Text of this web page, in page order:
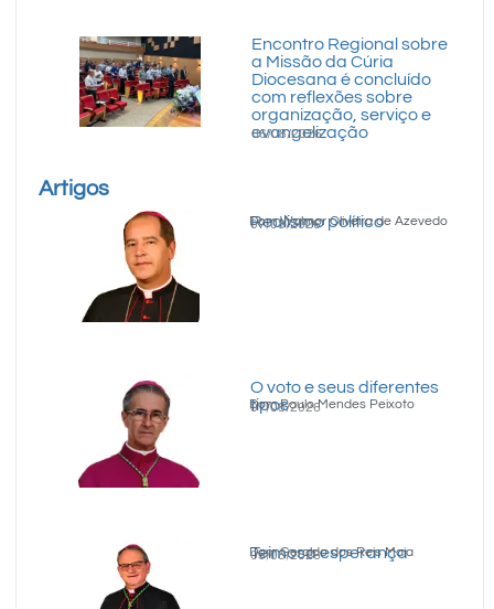
Encontro Regional sobre
a Missão da Cúria
Diocesana é concluído
com reflexões sobre
organização, serviço e
evangelização
06/08/2026
Artigos
Realismo político
Dom Walmor Oliveira de Azevedo
07/08/2026
O voto e seus diferentes
tipos
Dom Paulo Mendes Peixoto
07/08/2026
Teimosa esperança
Dom Geraldo dos Reis Maia
05/08/2026